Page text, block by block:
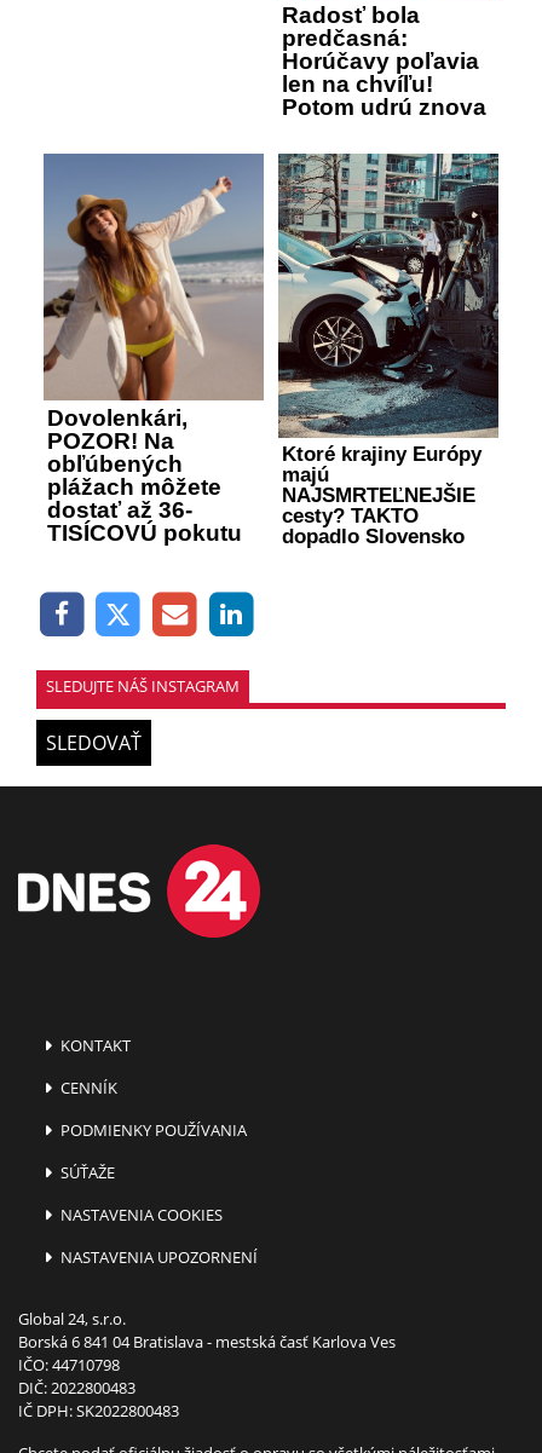
Radosť bola
predčasná:
Horúčavy poľavia
len na chvíľu!
Potom udrú znova
Dovolenkári,
POZOR! Na
obľúbených
plážach môžete
dostať až 36-
TISÍCOVÚ pokutu
Ktoré krajiny Európy
majú
NAJSMRTEĽNEJŠIE
cesty? TAKTO
dopadlo Slovensko
SLEDUJTE NÁŠ INSTAGRAM
SLEDOVAŤ
KONTAKT
CENNÍK
PODMIENKY POUŽÍVANIA
SÚŤAŽE
NASTAVENIA COOKIES
NASTAVENIA UPOZORNENÍ
Global 24, s.r.o.
Borská 6 841 04 Bratislava - mestská časť Karlova Ves
IČO: 44710798
DIČ: 2022800483
IČ DPH: SK2022800483